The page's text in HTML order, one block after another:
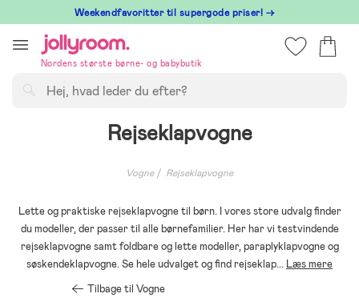
till
innehållet
⁠ Weekendfavoritter til supergode priser! →
Nordens største børne- og babybutik
Rejseklapvogne
Vogne Rejseklapvogne
Lette og praktiske rejseklapvogne til børn. I vores store udvalg finder
du modeller, der passer til alle børnefamilier. Her har vi testvindende
rejseklapvogne samt foldbare og lette modeller, paraplyklapvogne og
søskendeklapvogne. Se hele udvalget og find rejseklap... Læs mere
Tilbage til Vogne